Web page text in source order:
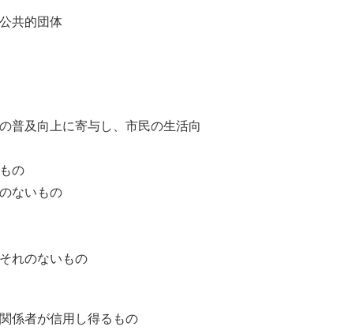
共的団体
普及向上に寄与し、市民の生活向
の
ないもの
れのないもの
係者が信用し得るもの